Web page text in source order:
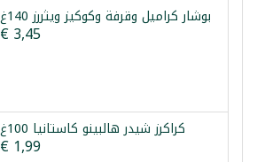
بوشار كراميل وقرفة وكوكيز ويثررز 140غ
€ 3,45
كراكرز شيدر هالبينو كاستانيا 100غ
€ 1,99